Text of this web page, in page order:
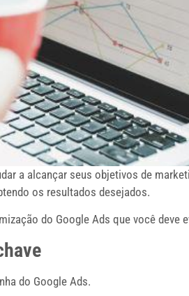
a alcançar seus objetivos de
os resultados desejados.
do Google Ads que você deve
do Google Ads.